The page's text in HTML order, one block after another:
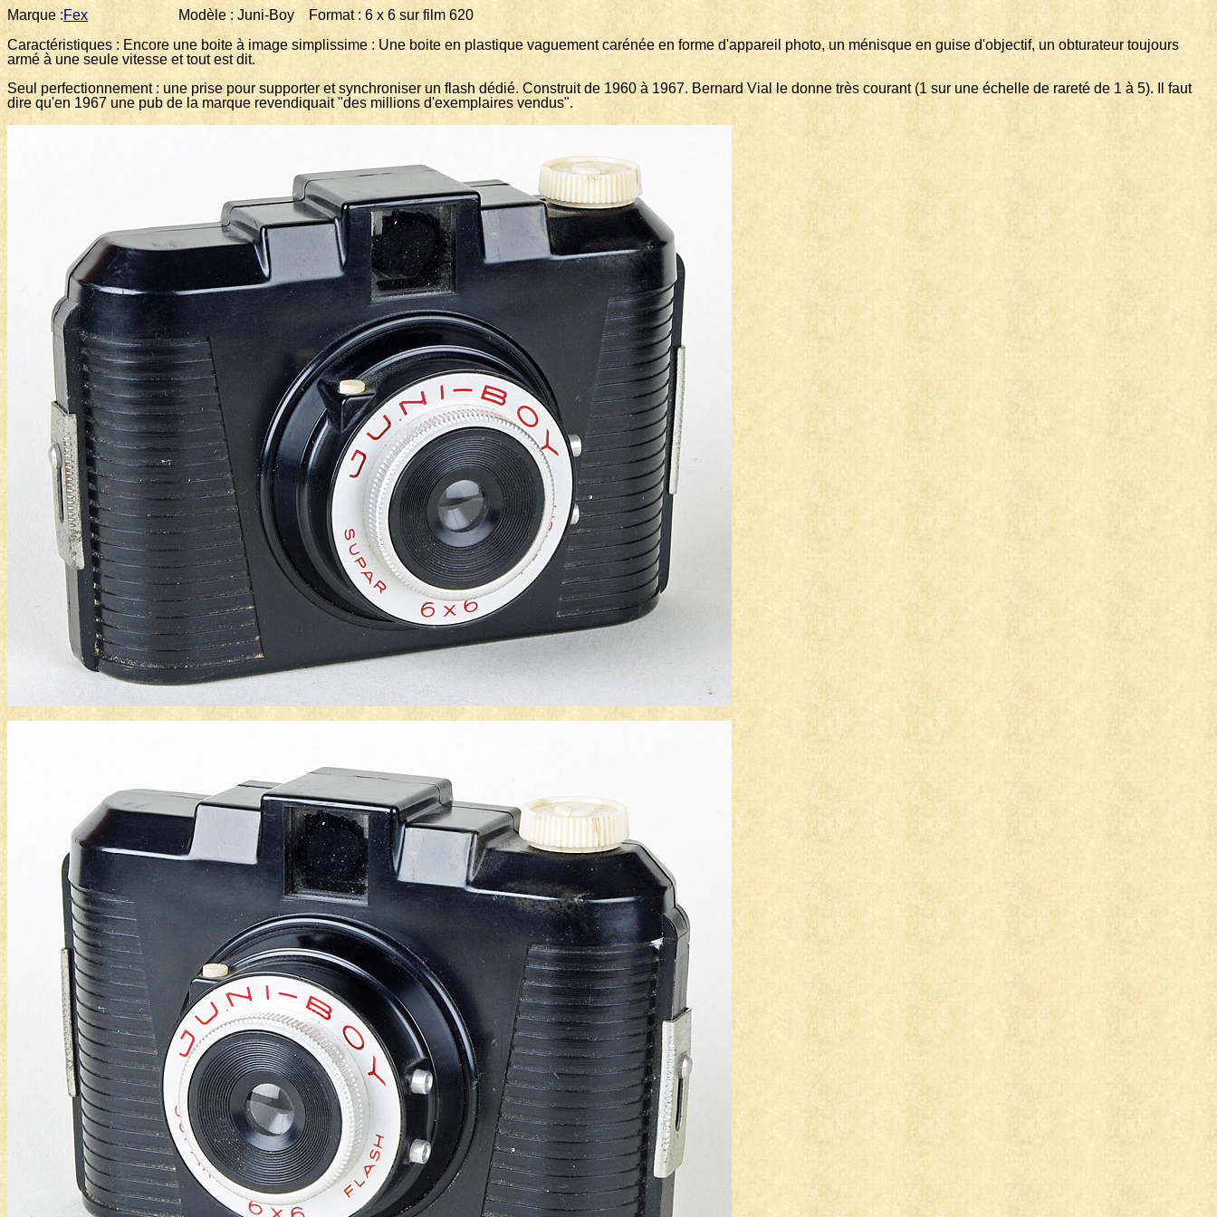
Marque :Fex Modèle : Juni-Boy Format : 6 x 6 sur film 620
Caractéristiques : Encore une boite à image simplissime : Une boite en plastique vaguement carénée en forme d'appareil photo, un ménisque en guise d'objectif, un obturateur toujours
armé à une seule vitesse et tout est dit.
Seul perfectionnement : une prise pour supporter et synchroniser un flash dédié. Construit de 1960 à 1967. Bernard Vial le donne très courant (1 sur une échelle de rareté de 1 à 5). Il faut
dire qu'en 1967 une pub de la marque revendiquait "des millions d'exemplaires vendus".